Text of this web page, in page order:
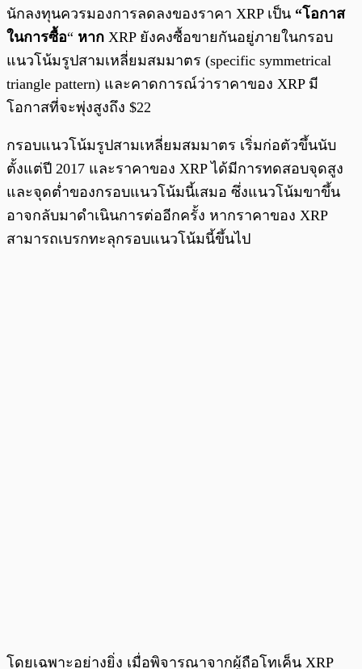
นักลงทุนควรมองการลดลงของราคา XRP เป็น “โอกาส
ในการซื้อ“ หาก XRP ยังคงซื้อขายกันอยู่ภายในกรอบ
แนวโน้มรูปสามเหลี่ยมสมมาตร (specific symmetrical
triangle pattern) และคาดการณ์ว่าราคาของ XRP มี
โอกาสที่จะพุ่งสูงถึง $22
กรอบแนวโน้มรูปสามเหลี่ยมสมมาตร เริ่มก่อตัวขึ้นนับ
ตั้งแต่ปี 2017 และราคาของ XRP ได้มีการทดสอบจุดสูง
และจุดต่ำของกรอบแนวโน้มนี้เสมอ ซึ่งแนวโน้มขาขึ้น
อาจกลับมาดำเนินการต่ออีกครั้ง หากราคาของ XRP
สามารถเบรกทะลุกรอบแนวโน้มนี้ขึ้นไป
โดยเฉพาะอย่างยิ่ง เมื่อพิจารณาจากผู้ถือโทเค็น XRP